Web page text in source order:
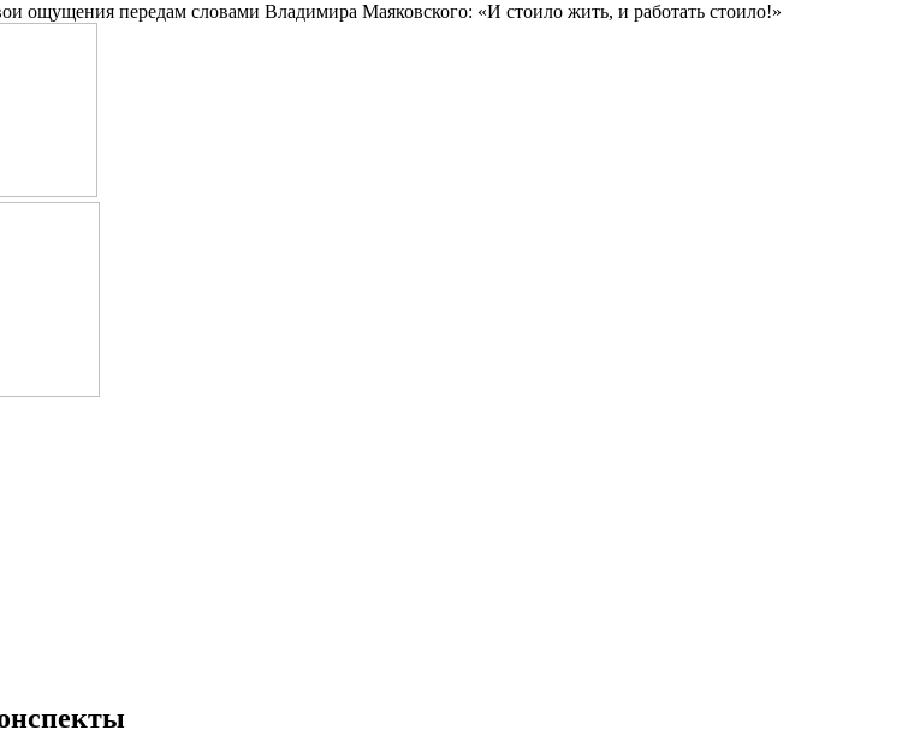
ощущения передам словами Владимира Маяковского: «И стоило жить, и работать стоило!»